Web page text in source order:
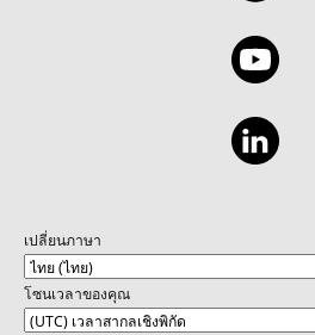
เปลี่ยนภาษา
โซนเวลาของคุณ